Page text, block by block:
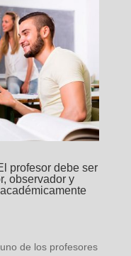
profesor debe ser
observador y
de los profesores